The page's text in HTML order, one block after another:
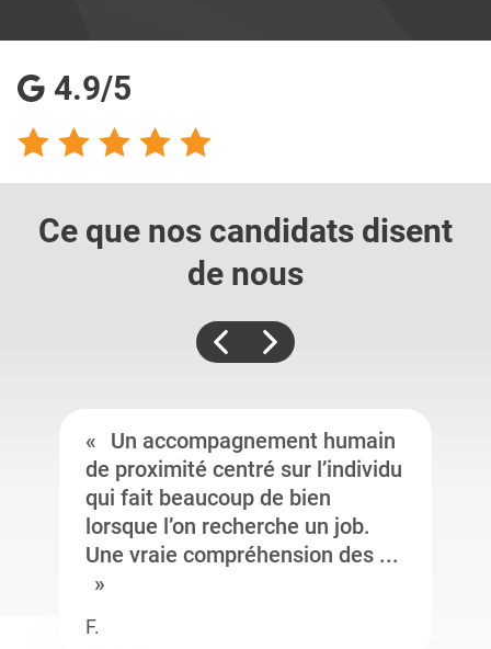
4.9/5
Ce que nos candidats disent
de nous
Un accompagnement humain
de proximité centré sur l’individu
qui fait beaucoup de bien
lorsque l’on recherche un job.
Une vraie compréhension des ...
F.